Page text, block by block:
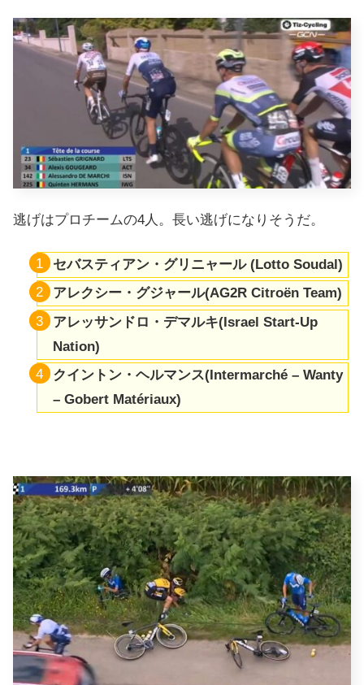
逃げはプロチームの4人。長い逃げになりそうだ。
セバスティアン・グリニャール (Lotto Soudal)
アレクシー・グジャール(AG2R Citroën Team)
アレッサンドロ・デマルキ(Israel Start-Up
Nation)
クイントン・ヘルマンス(Intermarché – Wanty
– Gobert Matériaux)